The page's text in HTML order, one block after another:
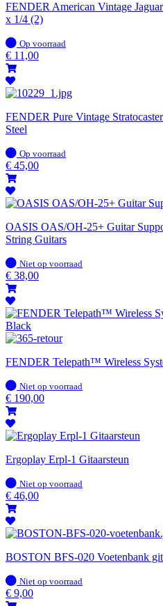
FENDER American Vintage
x 1/4 (2)
Op
voorraad
Op voorraad
€ 11,00
FENDER Pure Vintage
Steel
Op
voorraad
Op voorraad
€ 45,00
OASIS OAS/OH-25+ Guitar
String Guitars
Op
voorraad
Niet op voorraad
€ 38,00
FENDER Telepath™ Wireless
Op
voorraad
Niet op voorraad
€ 190,00
Ergoplay Erpl-1 Gitaarsteun
Op
voorraad
Niet op voorraad
€ 46,00
BOSTON BFS-020 Voetenbank
Op
voorraad
Niet op voorraad
€ 9,00